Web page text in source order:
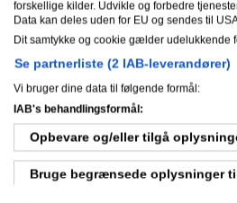
09-07-2010
forskellige kilder. Udvikle og forbedre
Data kan deles uden for EU og sendes til
Dit samtykke og cookie gælder udelukkende
Se partnerliste (2 IAB-leverandører)
Vi bruger dine data til følgende formål:
IAB's behandlingsformål:
Opbevare og/eller tilgå
Bruge begrænsede oplysninger